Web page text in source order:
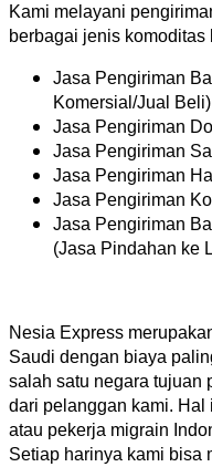
Kami melayani
berbagai jenis
Jasa Pengiriman
Komersial/Jual Beli)
Jasa Pengiriman
Jasa Pengiriman
Jasa Pengiriman
Jasa Pengiriman
Jasa Pengiriman
(Jasa Pindahan ke
Nesia Express
Saudi dengan biaya
salah satu negara tujuan
dari pelanggan kami.
atau pekerja migrain
Setiap harinya kami bisa